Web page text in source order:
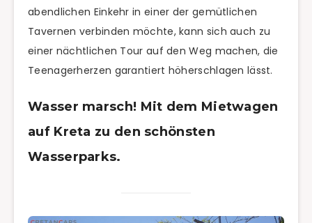
abendlichen Einkehr in einer der gemütlichen
Tavernen verbinden möchte, kann sich auch zu
einer nächtlichen Tour auf den Weg machen, die
Teenagerherzen garantiert höherschlagen lässt.
Wasser marsch! Mit dem Mietwagen
auf Kreta zu den schönsten
Wasserparks.